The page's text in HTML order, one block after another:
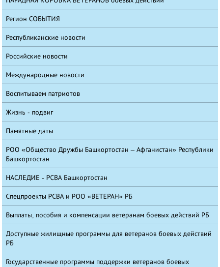
Регион СОБЫТИЯ
Республиканские новости
Российские новости
Международные новости
Воспитываем патриотов
Жизнь - подвиг
Памятные даты
РОО «Общество Дружбы Башкортостан – Афганистан» Республики
Башкортостан
НАСЛЕДИЕ - РСВА Башкортостан
Спецпроекты РСВА и РОО «ВЕТЕРАН» РБ
Выплаты, пособия и компенсации ветеранам боевых действий РБ
Доступные жилищные программы для ветеранов боевых действий
РБ
Государственные программы поддержки ветеранов боевых